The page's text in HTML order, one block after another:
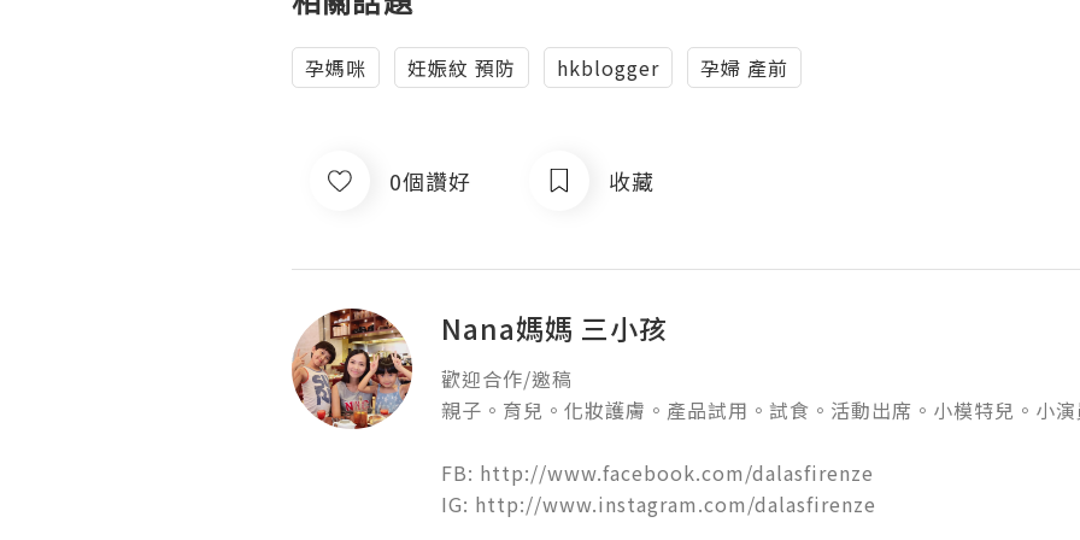
孕媽咪 妊娠紋 預防 hkblogger 孕婦 產前
0個讚好 收藏
Nana媽媽 三小孩
歡迎合作/邀稿
親子。育兒。化妝護膚。產品試用。試食。活動出席。小模特兒。小
FB: http://www.facebook.com/dalasfirenze
IG: http://www.instagram.com/dalasfirenze